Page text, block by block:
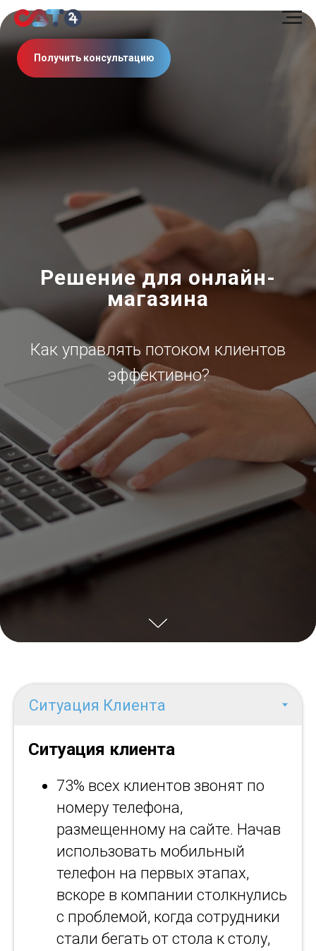
Получить консультацию
Решение для онлайн-
магазина
Как управлять потоком клиентов
эффективно?
Ситуация клиента
73% всех клиентов звонят по
номеру телефона,
размещенному на сайте. Начав
использовать мобильный
телефон на первых этапах,
вскоре в компании столкнулись
с проблемой, когда сотрудники
стали бегать от стола к столу,